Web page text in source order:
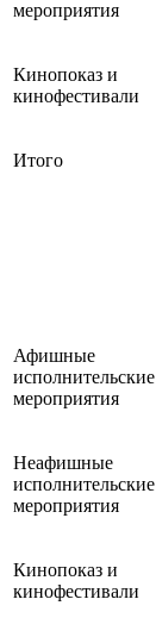
мероприятия
Кинопоказ и
кинофестивали
Итого
Афишные
исполнительские
мероприятия
Неафишные
исполнительские
мероприятия
Кинопоказ и
кинофестивали